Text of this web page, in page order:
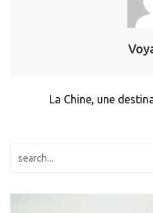
Navigation
La Chine, une
Rechercher :